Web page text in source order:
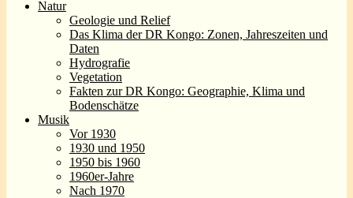
Natur
Geologie und Relief
Das Klima der DR Kongo: Zonen, Jahreszeiten und
Daten
Hydrografie
Vegetation
Fakten zur DR Kongo: Geographie, Klima und
Bodenschätze
Musik
Vor 1930
1930 und 1950
1950 bis 1960
1960er-Jahre
Nach 1970